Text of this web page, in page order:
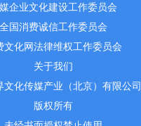
企业文化建设工作委员会
全国消费诚信工作委员会
文化网法律维权工作委员会
关于我们
文化传媒产业（北京）有限公司
版权所有